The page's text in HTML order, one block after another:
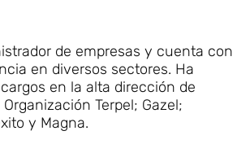
de empresas y cuenta con
en diversos sectores. Ha
en la alta dirección de
Terpel; Gazel;
y Magna.